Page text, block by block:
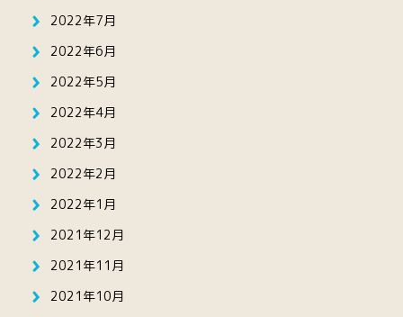
2022年7月
2022年6月
2022年5月
2022年4月
2022年3月
2022年2月
2022年1月
2021年12月
2021年11月
2021年10月